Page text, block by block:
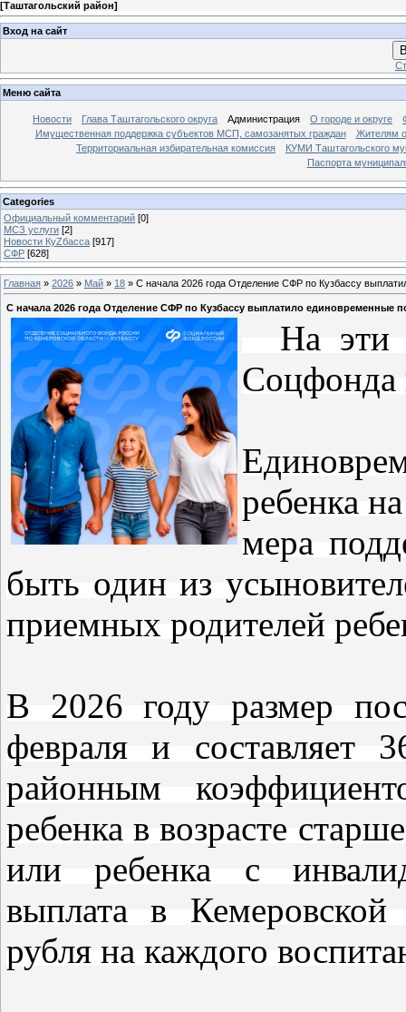
[Таштагольский район]
Вход на сайт
Меню сайта
Новости Глава Таштагольского округа Администрация О городе и округе
Имущественная поддержка субъектов МСП, самозанятых граждан
Жителям
Территориальная избирательная комиссия
КУМИ Таштагольского
Паспорта
Categories
Официальный комментарий [0]
МСЗ услуги [2]
Новости КуZбасса [917]
СФР [628]
Главная » 2026 » Май » 18 » С начала 2026 года Отделение СФР по Кузбассу
С начала 2026 года Отделение СФР по Кузбассу выплатило единовременные
На эти
Соцфонда
ребенка
мера
быть один из
приемных родителей
В 2026 году размер
февраля и составляет
районным
ребенка в возрасте
или ребенка с
выплата в
рубля на каждого